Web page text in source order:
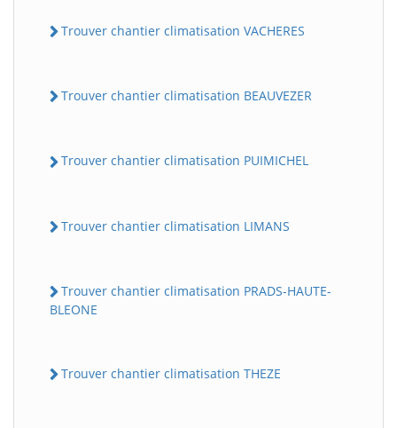
Trouver chantier climatisation VACHERES
Trouver chantier climatisation BEAUVEZER
Trouver chantier climatisation PUIMICHEL
Trouver chantier climatisation LIMANS
Trouver chantier climatisation PRADS-HAUTE-
BLEONE
Trouver chantier climatisation THEZE